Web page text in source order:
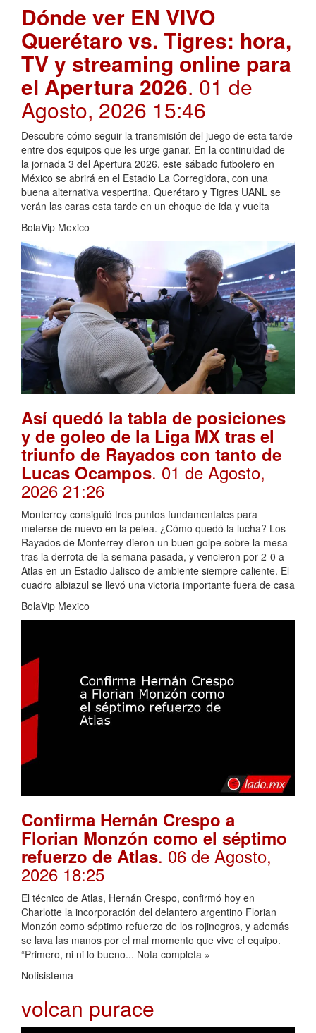
Dónde ver EN VIVO
Querétaro vs. Tigres: hora,
TV y streaming online para
el Apertura 2026. 01 de
Agosto, 2026 15:46
Descubre cómo seguir la transmisión del juego de esta tarde
entre dos equipos que les urge ganar. En la continuidad de
la jornada 3 del Apertura 2026, este sábado futbolero en
México se abrirá en el Estadio La Corregidora, con una
buena alternativa vespertina. Querétaro y Tigres UANL se
verán las caras esta tarde en un choque de ida y vuelta
BolaVip Mexico
Así quedó la tabla de posiciones
y de goleo de la Liga MX tras el
triunfo de Rayados con tanto de
Lucas Ocampos. 01 de Agosto,
2026 21:26
Monterrey consiguió tres puntos fundamentales para
meterse de nuevo en la pelea. ¿Cómo quedó la lucha? Los
Rayados de Monterrey dieron un buen golpe sobre la mesa
tras la derrota de la semana pasada, y vencieron por 2-0 a
Atlas en un Estadio Jalisco de ambiente siempre caliente. El
cuadro albiazul se llevó una victoria importante fuera de casa
BolaVip Mexico
Confirma Hernán Crespo a
Florian Monzón como el séptimo
refuerzo de Atlas. 06 de Agosto,
2026 18:25
El técnico de Atlas, Hernán Crespo, confirmó hoy en
Charlotte la incorporación del delantero argentino Florian
Monzón como séptimo refuerzo de los rojinegros, y además
se lava las manos por el mal momento que vive el equipo.
“Primero, ni ni lo bueno... Nota completa »
Notisistema
volcan purace